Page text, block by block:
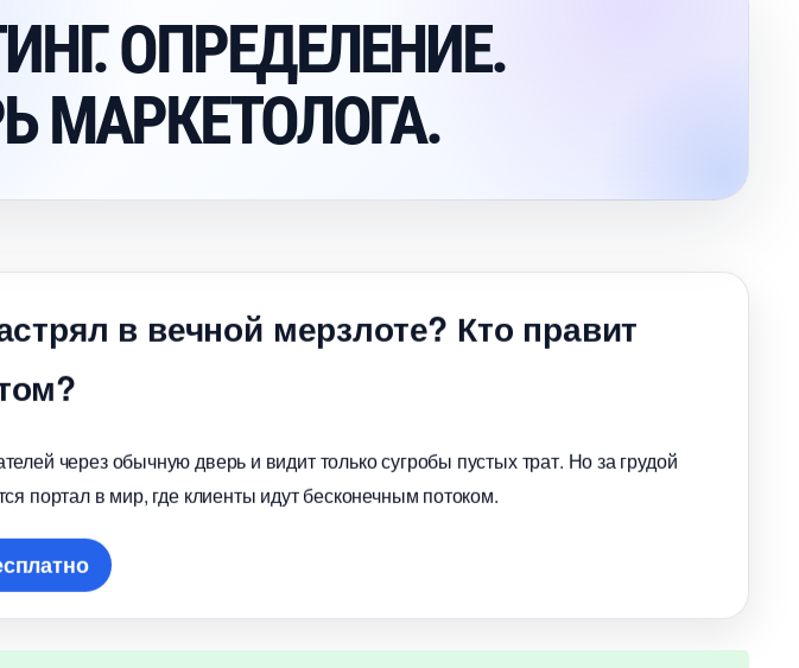
ОПРЕДЕЛЕНИЕ.
МАРКЕТОЛОГА.
в вечной мерзлоте? Кто правит
через обычную дверь и видит только сугробы пустых трат. Но за грудой
портал в мир, где клиенты идут бесконечным потоком.